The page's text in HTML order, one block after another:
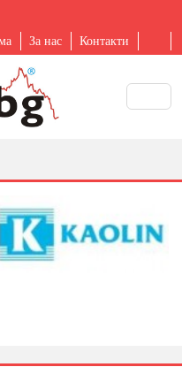
За нас Контакти